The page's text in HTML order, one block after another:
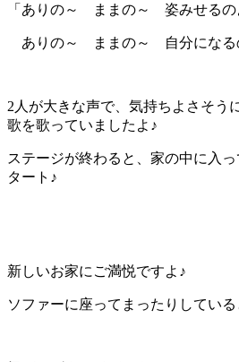
「ありの～ ままの～ 姿みせるの
ありの～ ままの～ 自分になる
2人が大きな声で、気持ちよさそう
歌を歌っていましたよ♪
ステージが終わると、家の中に入
タート♪
新しいお家にご満悦ですよ♪
ソファーに座ってまったりしている